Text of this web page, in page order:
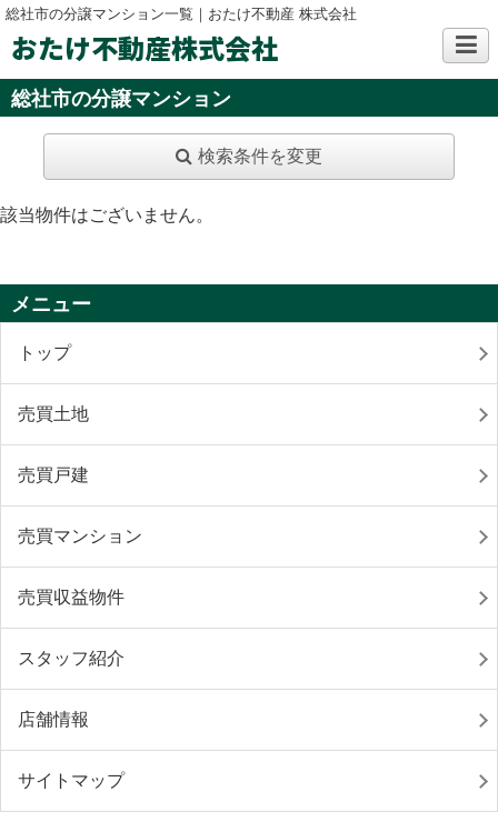
総社市の分譲マンション一覧｜おたけ不動産 株式会社
おたけ不動産株式会社
総社市の分譲マンション
検索条件を変更
該当物件はございません。
メニュー
トップ
売買土地
売買戸建
売買マンション
売買収益物件
スタッフ紹介
店舗情報
サイトマップ